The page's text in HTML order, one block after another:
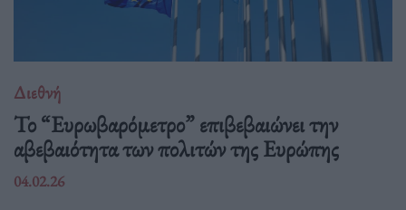
Διεθνή
Το “Ευρωβαρόμετρο” επιβεβαιώνει την
αβεβαιότητα των πολιτών της Ευρώπης
04.02.26